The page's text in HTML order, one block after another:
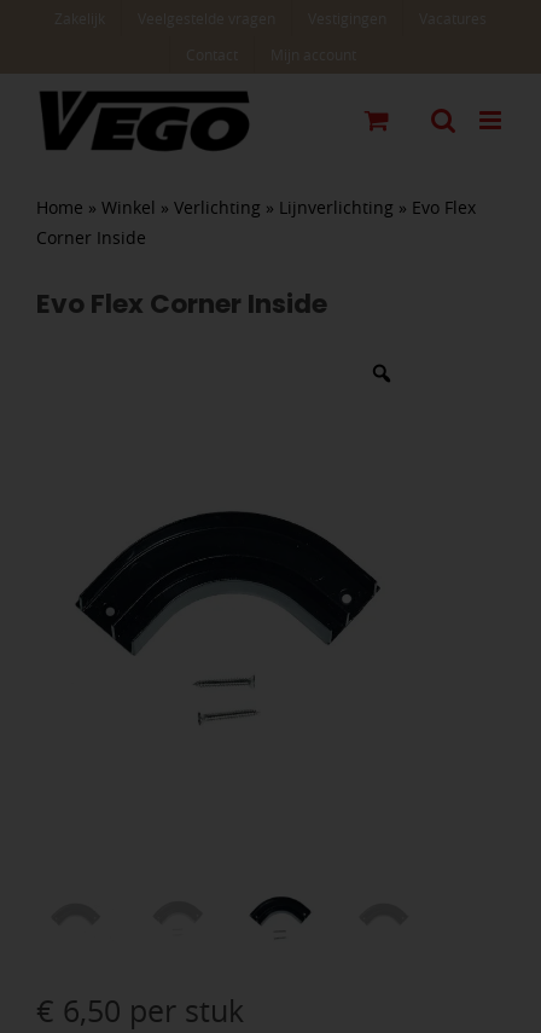
Home » Winkel » Verlichting » Lijnverlichting » Evo Flex
Corner Inside
Evo Flex Corner Inside
€ 6,50 per stuk